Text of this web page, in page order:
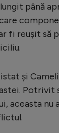
până
fi reușit să
și
Potrivit
aceasta